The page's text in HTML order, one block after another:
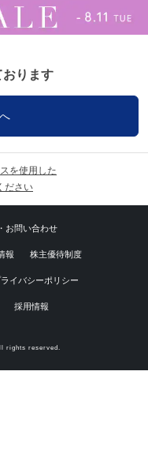
おります
を使用した
ださい
お問い合わせ
報 株主優待制度
ライバシーポリシー
採用情報
rights reserved.